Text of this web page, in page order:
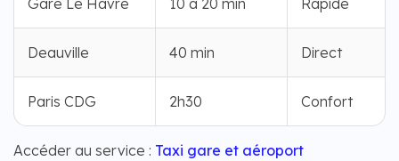
Gare Le Havre 10 à 20 min Rapide
Deauville 40 min Direct
Paris CDG 2h30 Confort
Accéder au service : Taxi gare et aéroport